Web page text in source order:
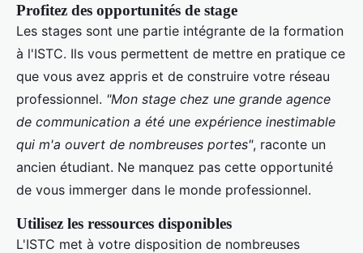
Profitez des opportunités de stage
Les stages sont une partie intégrante de la formation
à l'ISTC. Ils vous permettent de mettre en pratique ce
que vous avez appris et de construire votre réseau
professionnel. "Mon stage chez une grande agence
de communication a été une expérience inestimable
qui m'a ouvert de nombreuses portes", raconte un
ancien étudiant. Ne manquez pas cette opportunité
de vous immerger dans le monde professionnel.
Utilisez les ressources disponibles
L'ISTC met à votre disposition de nombreuses